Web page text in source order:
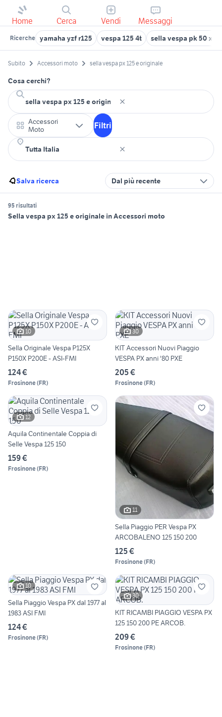
Home Cerca Vendi Messaggi
Ricerche yamaha yzf r125 vespa 125 4t sella vespa pk 50 xl
Subito Accessori moto sella vespa px 125 e originale
Cosa cerchi?
Accessori
Moto
Filtri
Salva ricerca Dal più recente
95 risultati
Sella vespa px 125 e originale in Accessori moto
10
Sella Originale Vespa P125X
P150X P200E - ASI-FMI
124 €
Frosinone(FR)
30
KIT Accessori Nuovi Piaggio
VESPA PX anni '80 PXE
205 €
Frosinone(FR)
12
Aquila Continentale Coppia di
Selle Vespa 125 150
159 €
Frosinone(FR)
11
Sella Piaggio PER Vespa PX
ARCOBALENO 125 150 200
125 €
Frosinone(FR)
10
Sella Piaggio Vespa PX dal 1977 al
1983 ASI FMI
124 €
Frosinone(FR)
30
KIT RICAMBI PIAGGIO VESPA PX
125 150 200 PE ARCOB.
209 €
Frosinone(FR)